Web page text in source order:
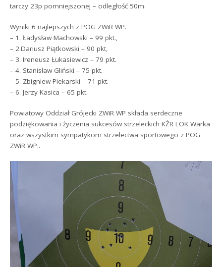
tarczy 23p pomniejszonej – odległość 50m.
Wyniki 6 najlepszych z POG ZWiR WP.
– 1. Ładysław Machowski – 99 pkt.,
– 2.Dariusz Piątkowski – 90 pkt,
– 3. Ireneusz Łukasiewicz – 79 pkt.
– 4. Stanisław Gliński – 75 pkt.
– 5. Zbigniew Piekarski – 71 pkt.
– 6. Jerzy Kasica – 65 pkt.
Powiatowy Oddział Grójecki ZWiR WP składa serdeczne
podziękowania i życzenia sukcesów strzeleckich KŻR LOK Warka
oraz wszystkim sympatykom strzelectwa sportowego z POG
ZWiR WP..